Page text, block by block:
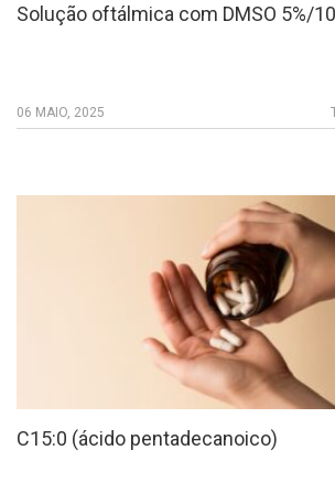
Solução oftálmica com DMSO 5%/
06 MAIO, 2025
C15:0 (ácido pentadecanoico)